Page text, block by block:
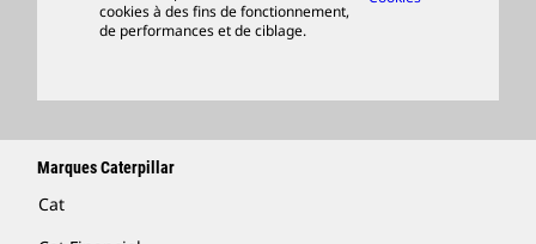
Rechercher Un Concessionnaire
cookies à des fins de fonctionnement,
de performances et de ciblage.
Marques Caterpillar
Cat